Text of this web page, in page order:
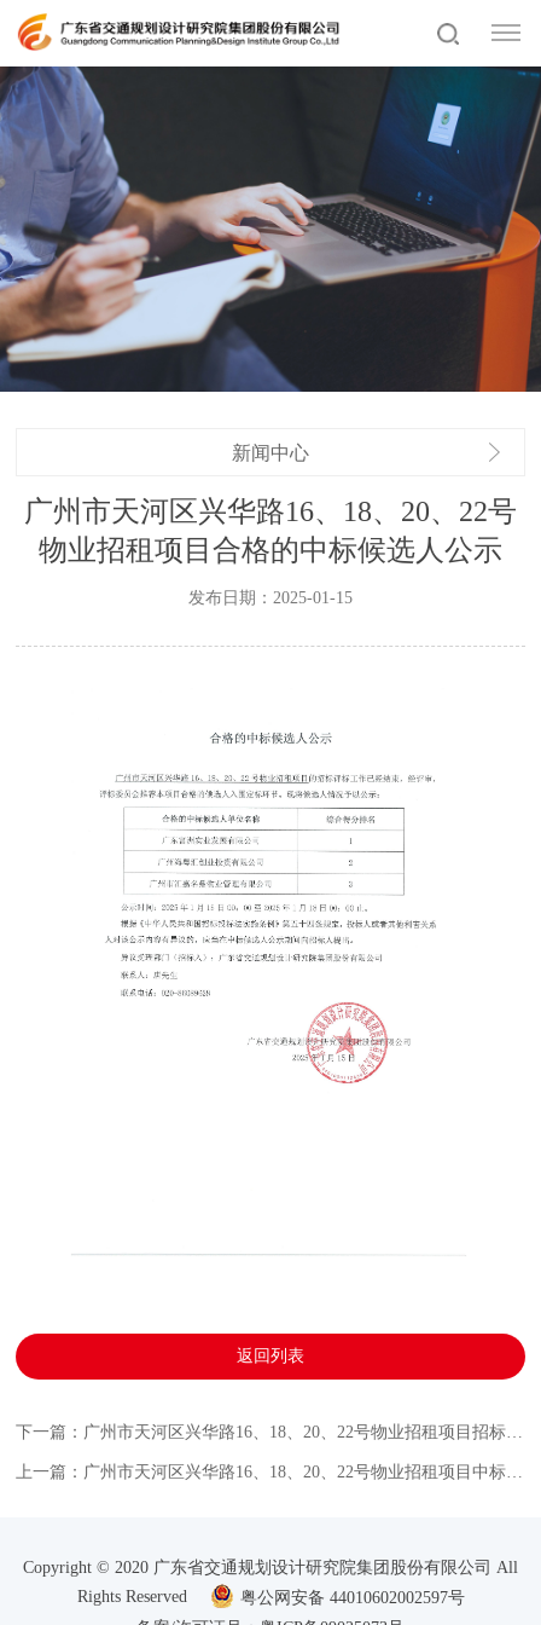
新闻中心
广州市天河区兴华路16、18、20、22号
物业招租项目合格的中标候选人公示
发布日期：2025-01-15
返回列表
Copyright © 2020 广东省交通规划设计研究院集团股份有限公司 All
Rights Reserved
粤公网安备 44010602002597号